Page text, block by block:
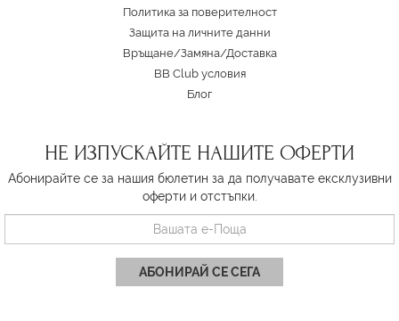
Политика за поверителност
Защита на личните данни
Връщане/Замяна/Доставка
BB Club условия
Блог
НЕ ИЗПУСКАЙТЕ НАШИТЕ ОФЕРТИ
Абонирайте се за нашия бюлетин за да получавате ексклузивни
оферти и отстъпки.
АБОНИРАЙ СЕ СЕГА